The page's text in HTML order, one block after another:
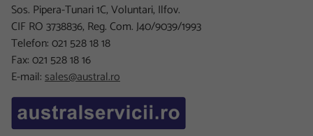
Sos. Pipera-Tunari 1C, Voluntari, Ilfov.
CIF RO 3738836, Reg. Com. J40/9039/1993
Telefon: 021 528 18 18
Fax: 021 528 18 16
E-mail:sales@austral.ro